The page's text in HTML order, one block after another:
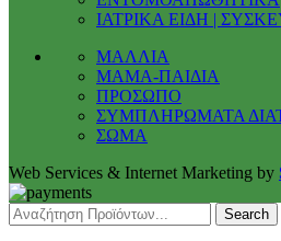
ΙΑΤΡΙΚΑ ΕΙΔΗ |
ΜΑΛΛΙΑ
ΜΑΜΑ-ΠΑΙΔΙΑ
ΠΡΟΣΩΠΟ
ΣΥΜΠΛΗΡΩΜΑΤΑ
ΣΩΜΑ
Web Services & Internet Marketing by
Search